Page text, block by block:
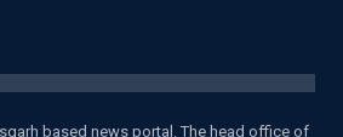
based news portal. The head office of